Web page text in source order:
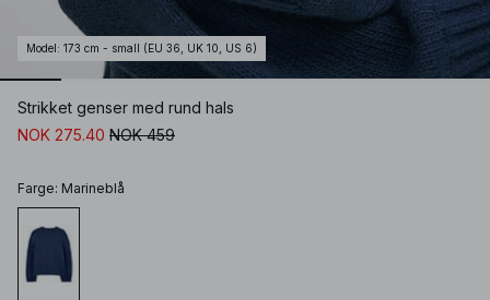
Model : 173 cm - small (EU 36, UK 10, US 6)
Strikket genser med rund hals
NOK 275.40 NOK 459
Farge: Marineblå